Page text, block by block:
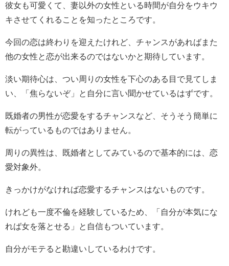
彼女も可愛くて、妻以外の女性といる時間が自分をウキウ
キさせてくれることを知ったところです。
今回の恋は終わりを迎えたけれど、チャンスがあればまた
他の女性と恋が出来るのではないかと期待しています。
淡い期待心は、つい周りの女性を下心のある目で見てしま
い、「焦らないぞ」と自分に言い聞かせているはずです。
既婚者の男性が恋愛をするチャンスなど、そうそう簡単に
転がっているものではありません。
周りの異性は、既婚者としてみているので基本的には、恋
愛対象外。
きっかけがなければ恋愛するチャンスはないものです。
けれども一度不倫を経験しているため、「自分が本気にな
れば女を落とせる」と自信もついています。
自分がモテると勘違いしているわけです。